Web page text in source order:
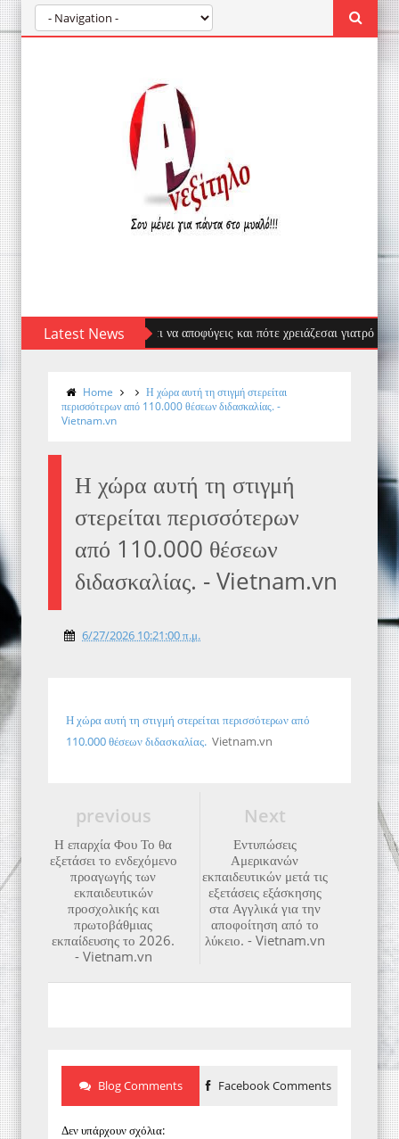
Latest News
πρώτες βοήθειες, τι να αποφύγεις και πότε χρειάζεσαι γιατρό
Home
Η χώρα αυτή τη στιγμή στερείται
περισσότερων από 110.000 θέσεων διδασκαλίας. -
Vietnam.vn
Η χώρα αυτή τη στιγμή
στερείται περισσότερων
από 110.000 θέσεων
διδασκαλίας. - Vietnam.vn
6/27/2026 10:21:00 π.μ.
Η χώρα αυτή τη στιγμή στερείται περισσότερων από
110.000 θέσεων διδασκαλίας. Vietnam.vn
Next
Εντυπώσεις
Αμερικανών
εκπαιδευτικών μετά τις
εξετάσεις εξάσκησης
στα Αγγλικά για την
αποφοίτηση από το
λύκειο. - Vietnam.vn
previous
Η επαρχία Φου Το θα
εξετάσει το ενδεχόμενο
προαγωγής των
εκπαιδευτικών
προσχολικής και
πρωτοβάθμιας
εκπαίδευσης το 2026.
- Vietnam.vn
Blog Comments Facebook Comments
Δεν υπάρχουν σχόλια: